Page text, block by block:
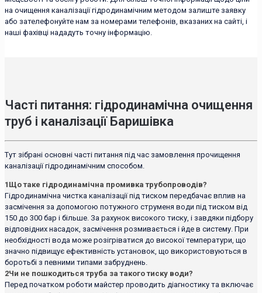
на очищення каналізації гідродинамічним методом залиште заявку
або зателефонуйте нам за номерами телефонів, вказаних на сайті, і
наші фахівці нададуть точну інформацію.
Часті питання: гідродинамічна очищення
труб і каналізації Баришівка
Тут зібрані основні часті питання під час замовлення прочищення
каналізації гідродинамічним способом.
1 Що таке гідродинамічна промивка трубопроводів?
Гідродинамічна чистка каналізації під тиском передбачає вплив на
засмічення за допомогою потужного струменя води під тиском від
150 до 300 бар і більше. За рахунок високого тиску, і завдяки підбору
відповідних насадок, засмічення розмивається і йде в систему. При
необхідності вода може розігріватися до високої температури, що
значно підвищує ефективність установок, що використовуються в
боротьбі з певними типами забруднень.
2Чи не пошкодиться труба за такого тиску води?
Перед початком роботи майстер проводить діагностику та включає